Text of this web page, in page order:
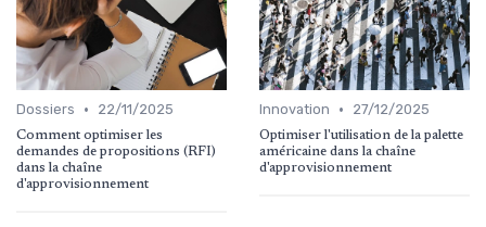
Dossiers • 22/11/2025
Comment optimiser les
demandes de propositions (RFI)
dans la chaîne
d'approvisionnement
Innovation • 27/12/2025
Optimiser l'utilisation de la palette
américaine dans la chaîne
d'approvisionnement